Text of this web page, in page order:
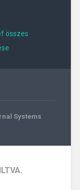
összes
Systems